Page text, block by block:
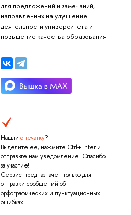
для предложений и замечаний,
направленных на улучшение
деятельности университета и
повышение качества образования
Нашли опечатку?
Выделите её, нажмите Ctrl+Enter и
отправьте нам уведомление. Спасибо
за участие!
Сервис предназначен только для
отправки сообщений об
орфографических и пунктуационных
ошибках.